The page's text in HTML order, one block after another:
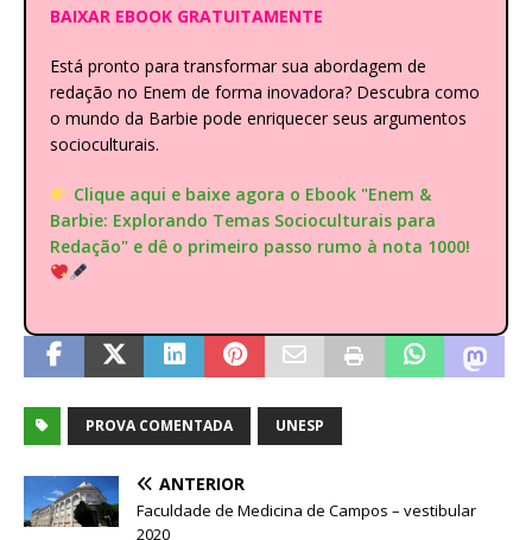
BAIXAR EBOOK GRATUITAMENTE
Está pronto para transformar sua abordagem de
redação no Enem de forma inovadora? Descubra como
o mundo da Barbie pode enriquecer seus argumentos
socioculturais.
Clique aqui e baixe agora o Ebook "Enem &
Barbie: Explorando Temas Socioculturais para
Redação" e dê o primeiro passo rumo à nota 1000!
PROVA COMENTADA UNESP
ANTERIOR
Faculdade de Medicina de Campos – vestibular
2020